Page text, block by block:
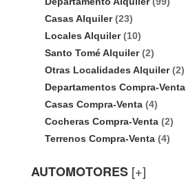
Casas Alquiler(23)
Locales Alquiler(10)
Santo Tomé Alquiler(2)
Otras Localidades Alquiler(2)
Departamentos Compra-Venta
Casas Compra-Venta (4)
Cocheras Compra-Venta (2)
Terrenos Compra-Venta (4)
AUTOMOTORES [+]